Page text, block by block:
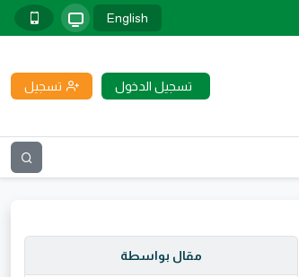
English
تسجيل الدخول تسجيل
مقال بواسطة